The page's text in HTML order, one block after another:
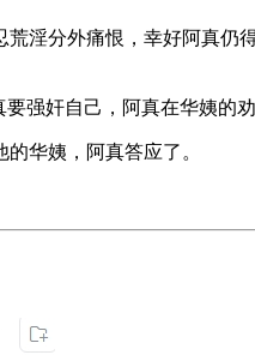
淫分外痛恨，幸好阿真仍
强奸自己，阿真在华姨的劝
华姨，阿真答应了。